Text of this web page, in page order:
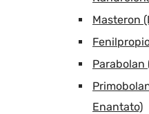
Masteron
Parabolan
Enantato)